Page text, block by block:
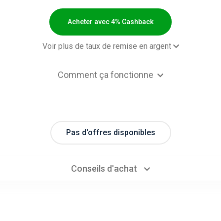
Acheter avec 4% Cashback
Voir plus de taux de remise en argent
Comment ça fonctionne
Pas d'offres disponibles
Conseils d'achat